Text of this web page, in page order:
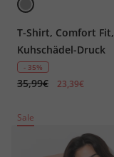
T-Shirt, Comfort Fit,
Kuhschädel-Druck
- 35%
35,99€ 23,39€
Sale